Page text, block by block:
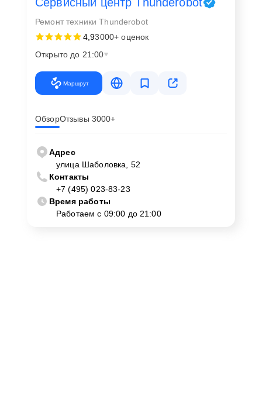
Ремонт техники Thunderobot
4,93000+ оценок
Открыто до 21:00
Маршрут
ОбзорОтзывы 3000+
Адрес
улица Шаболовка, 52
Контакты
+7 (495) 023-83-23
Время работы
Работаем с 09:00 до 21:00